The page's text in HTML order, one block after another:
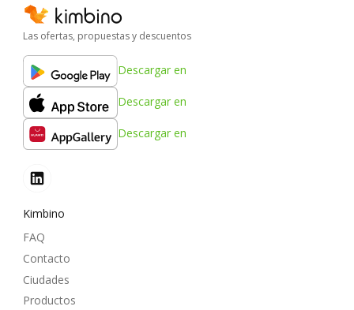
Las ofertas, propuestas y descuentos
Descargar en
Descargar en
Descargar en
Kimbino
FAQ
Contacto
Ciudades
Productos